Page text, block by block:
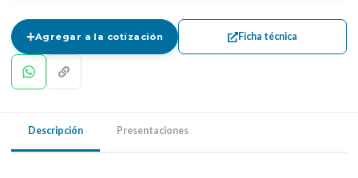
Agregar a la cotización Ficha técnica
Descripción Presentaciones